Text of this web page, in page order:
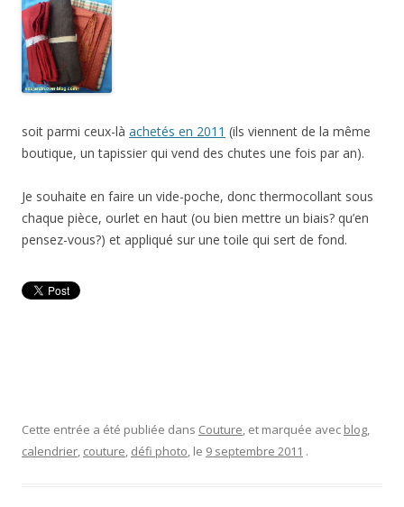
soit parmi ceux-là achetés en 2011 (ils viennent de la même
boutique, un tapissier qui vend des chutes une fois par an).
Je souhaite en faire un vide-poche, donc thermocollant sous
chaque pièce, ourlet en haut (ou bien mettre un biais? qu’en
pensez-vous?) et appliqué sur une toile qui sert de fond.
Cette entrée a été publiée dans Couture, et marquée avec blog,
calendrier, couture, défi photo, le 9 septembre 2011 .